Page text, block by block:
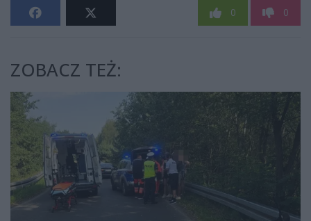
0 0
ZOBACZ TEŻ: